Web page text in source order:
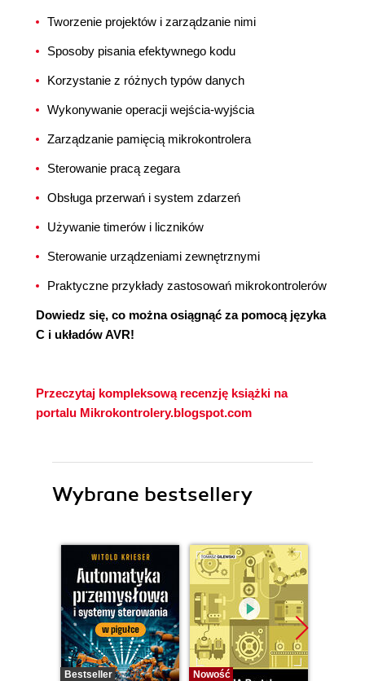
Tworzenie projektów i zarządzanie nimi
Sposoby pisania efektywnego kodu
Korzystanie z różnych typów danych
Wykonywanie operacji wejścia-wyjścia
Zarządzanie pamięcią mikrokontrolera
Sterowanie pracą zegara
Obsługa przerwań i system zdarzeń
Używanie timerów i liczników
Sterowanie urządzeniami zewnętrznymi
Praktyczne przykłady zastosowań mikrokontrolerów
Dowiedz się, co można osiągnąć za pomocą języka
C i układów AVR!
Przeczytaj kompleksową recenzję książki na
portalu Mikrokontrolery.blogspot.com
Wybrane bestsellery
Bestseller
Nowość